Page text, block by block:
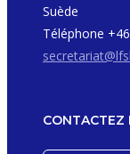
Suède
Téléphone
CONTACTEZ